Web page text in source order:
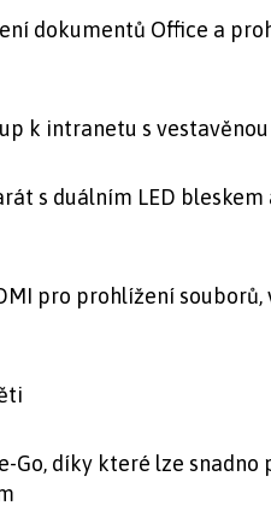
dokumentů Office a
k intranetu s
s duálním LED
pro prohlížení
Go, díky které lze